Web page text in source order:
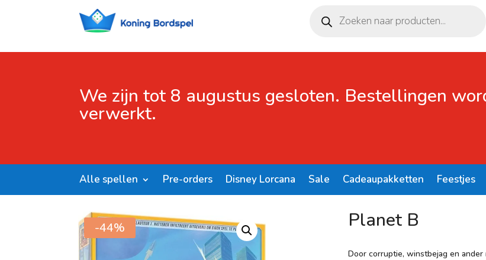
zoeken
We zijn tot 8 augustus gesloten. Bestellingen
verwerkt.
Alle spellen Pre-orders Disney Lorcana Sale Cadeaupakketten Feestjes
Shop
-44% Planet B
Door corruptie, winstbejag en